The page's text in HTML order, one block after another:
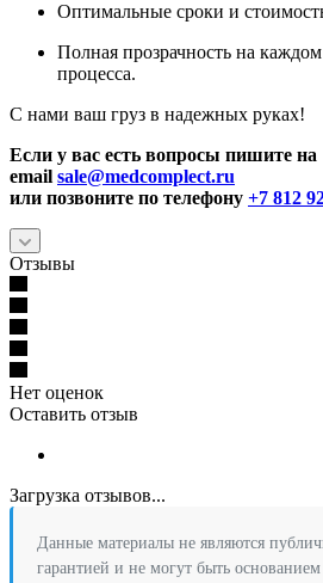
Оптимальные сроки и
Полная прозрачность на каждом
процесса.
С нами ваш груз в надежных руках!
Если у вас есть вопросы пишите на
email sale@medcomplect.ru
или позвоните по телефону +7 812
Отзывы
Нет оценок
Оставить отзыв
Загрузка отзывов...
Данные материалы не являются
гарантией и не могут быть